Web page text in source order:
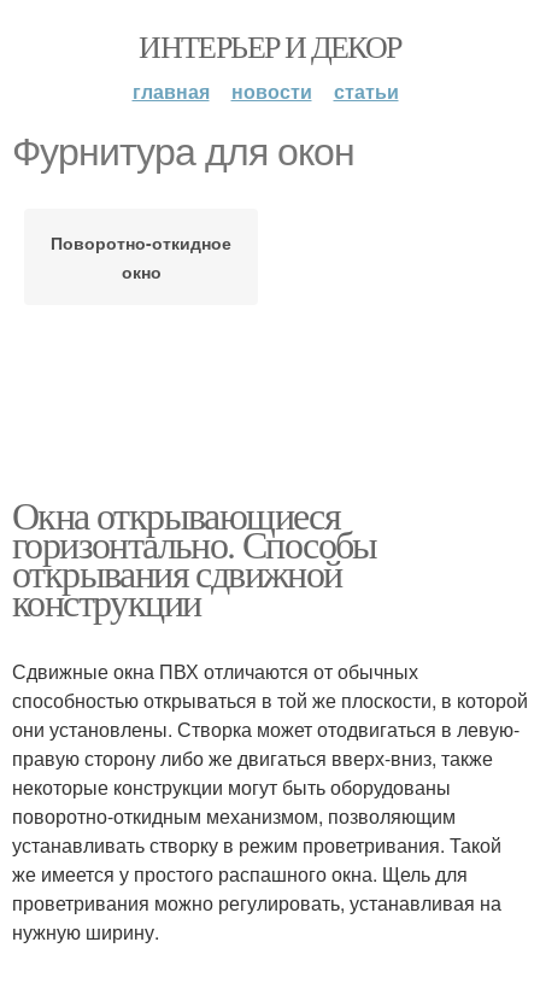
ИНТЕРЬЕР И ДЕКОР
главная новости статьи
Фурнитура для окон
Поворотно-откидное
окно
Окна открывающиеся
горизонтально. Способы
открывания сдвижной
конструкции
Сдвижные окна ПВХ отличаются от обычных
способностью открываться в той же плоскости, в которой
они установлены. Створка может отодвигаться в левую-
правую сторону либо же двигаться вверх-вниз, также
некоторые конструкции могут быть оборудованы
поворотно-откидным механизмом, позволяющим
устанавливать створку в режим проветривания. Такой
же имеется у простого распашного окна. Щель для
проветривания можно регулировать, устанавливая на
нужную ширину.